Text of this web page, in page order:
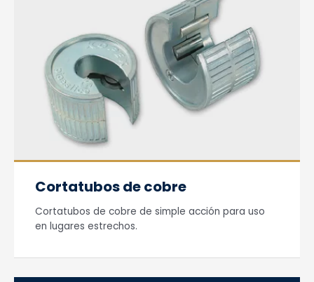
Cortatubos de cobre
Cortatubos de cobre de simple acción para uso
en lugares estrechos.